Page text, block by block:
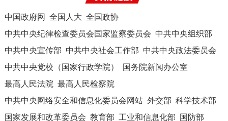
中国政府网 全国人大 全国政协
中共中央纪律检查委员会国家监察委员会 中共中央组织部
中共中央宣传部 中共中央社会工作部 中共中央政法委员会
中共中央党校（国家行政学院）
国务院新闻办公室
最高人民法院 最高人民检察院
中共中央网络安全和信息化委员会网站 外交部 科学技术部
国家发展和改革委员会 教育部 工业和信息化部
国防部